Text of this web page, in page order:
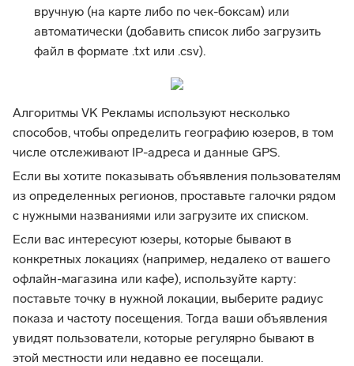
вручную (на карте либо по чек-боксам) или
автоматически (добавить список либо загрузить
файл в формате .txt или .csv).
Алгоритмы VK Рекламы используют несколько
способов, чтобы определить географию юзеров, в том
числе отслеживают IP-адреса и данные GPS.
Если вы хотите показывать объявления пользователям
из определенных регионов, проставьте галочки рядом
с нужными названиями или загрузите их списком.
Если вас интересуют юзеры, которые бывают в
конкретных локациях (например, недалеко от вашего
офлайн-магазина или кафе), используйте карту:
поставьте точку в нужной локации, выберите радиус
показа и частоту посещения. Тогда ваши объявления
увидят пользователи, которые регулярно бывают в
этой местности или недавно ее посещали.